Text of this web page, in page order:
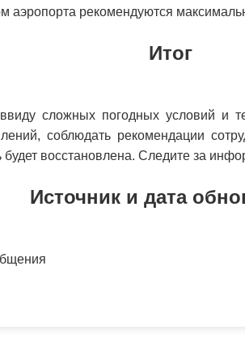
аэропорта рекомендуются
Итог
сложных погодных условий и
соблюдать рекомендации
восстановлена. Следите за
Источник и дата